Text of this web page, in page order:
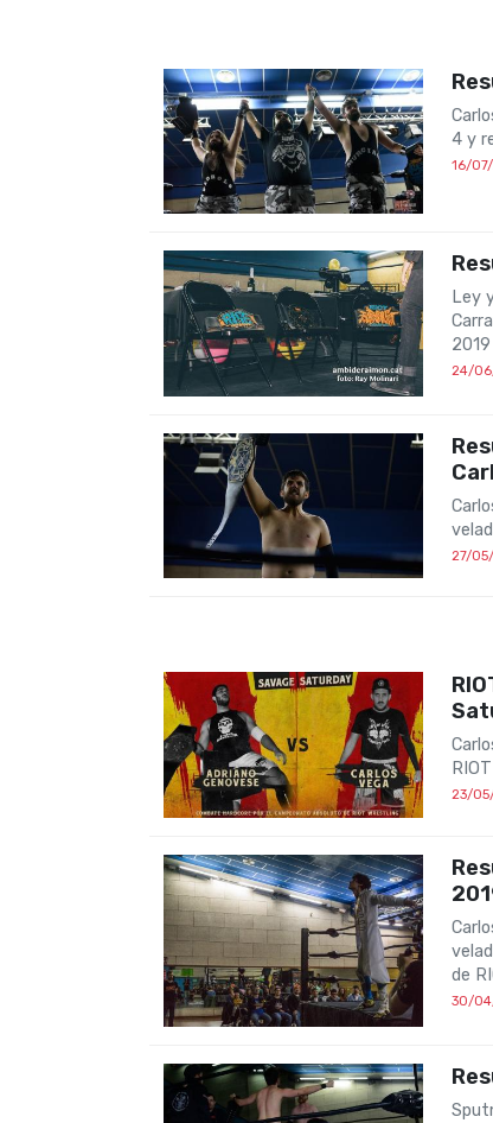
4 y
16/
Ley
2019
24/
27/
23/
de
30/